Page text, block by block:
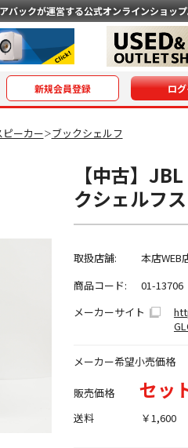
バックが運営する公式オンラインショップ
新規会員登録 ロ
ピーカー＞ブックシェルフ
【中古】
クシェルフ
取扱店舗:
本店WEB
商品コード:
01-13706
メーカーサイト
メーカー希望小売価格
販売価格 セッ
送料 ￥1,600